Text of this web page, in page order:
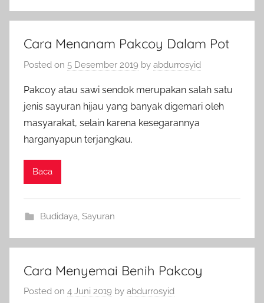
Cara Menanam Pakcoy Dalam Pot
Posted on 5 Desember 2019 by abdurrosyid
Pakcoy atau sawi sendok merupakan salah satu
jenis sayuran hijau yang banyak digemari oleh
masyarakat, selain karena kesegarannya
harganyapun terjangkau.
Baca
Budidaya Sayuran
Cara Menyemai Benih Pakcoy
Posted on 4 Juni 2019 by abdurrosyid